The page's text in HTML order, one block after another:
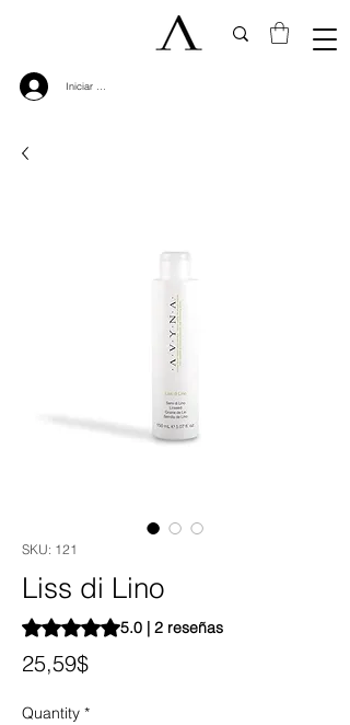
Iniciar sesión
SKU: 121
Liss di Lino
Según 2 reseñas, la calificación es de 5.0
5.0 | 2 reseñas
25,59$Price
Quantity *